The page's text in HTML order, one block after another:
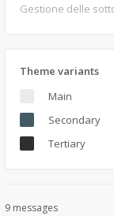
Gestione delle
Theme variants
Main
Secondary
Tertiary
9 messages